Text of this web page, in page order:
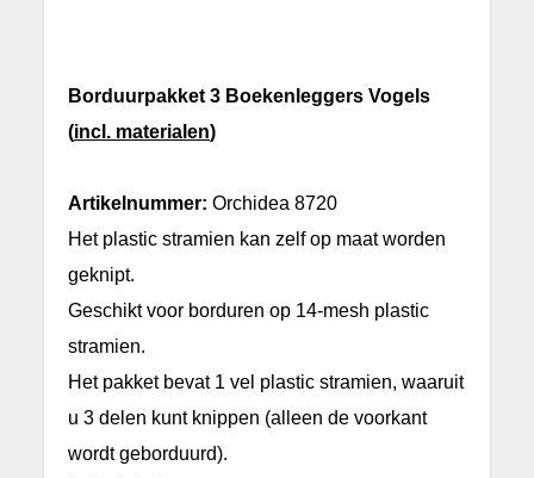
Borduurpakket 3 Boekenleggers Vogels
(incl. materialen)
Artikelnummer: Orchidea 8720
Het plastic stramien kan zelf op maat worden
geknipt.
Geschikt voor borduren op 14-mesh plastic
stramien.
Het pakket bevat 1 vel plastic stramien, waaruit
u 3 delen kunt knippen (alleen de voorkant
wordt geborduurd).